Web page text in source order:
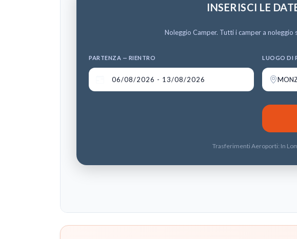
INSERISCI LE
Noleggio Camper. Tutti i camper a
PARTENZA — RIENTRO LUOGO DI
Trasferimenti Aeroporti: In